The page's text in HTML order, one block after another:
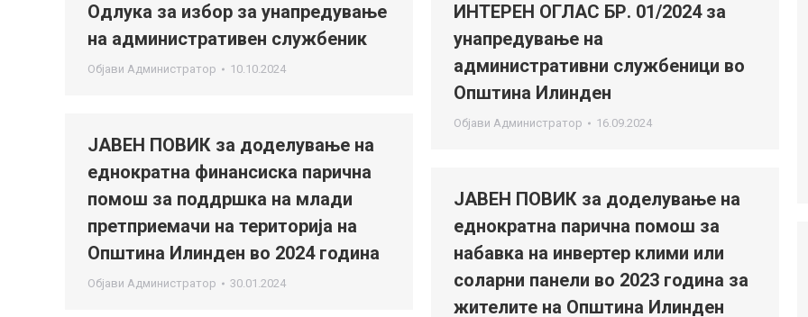
Одлука за избор за унапредување
на административен службеник
Објави Администратор 10.10.2024
ИНТЕРЕН ОГЛАС БР. 01/2024 за
унапредување на
административни службеници во
Општина Илинден
Објави Администратор 16.09.2024
ЈАВЕН ПОВИК за доделување на
еднократна финансиска парична
помош за поддршка на млади
претприемачи на територија на
Општина Илинден во 2024 година
Објави Администратор 30.01.2024
ЈАВЕН ПОВИК за доделување на
еднократна парична помош за
набавка на инвертер клими или
соларни панели во 2023 година за
жителите на Општина Илинден